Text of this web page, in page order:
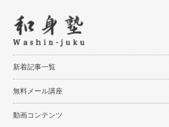
新着記事一覧
無料メール講座
動画コンテンツ